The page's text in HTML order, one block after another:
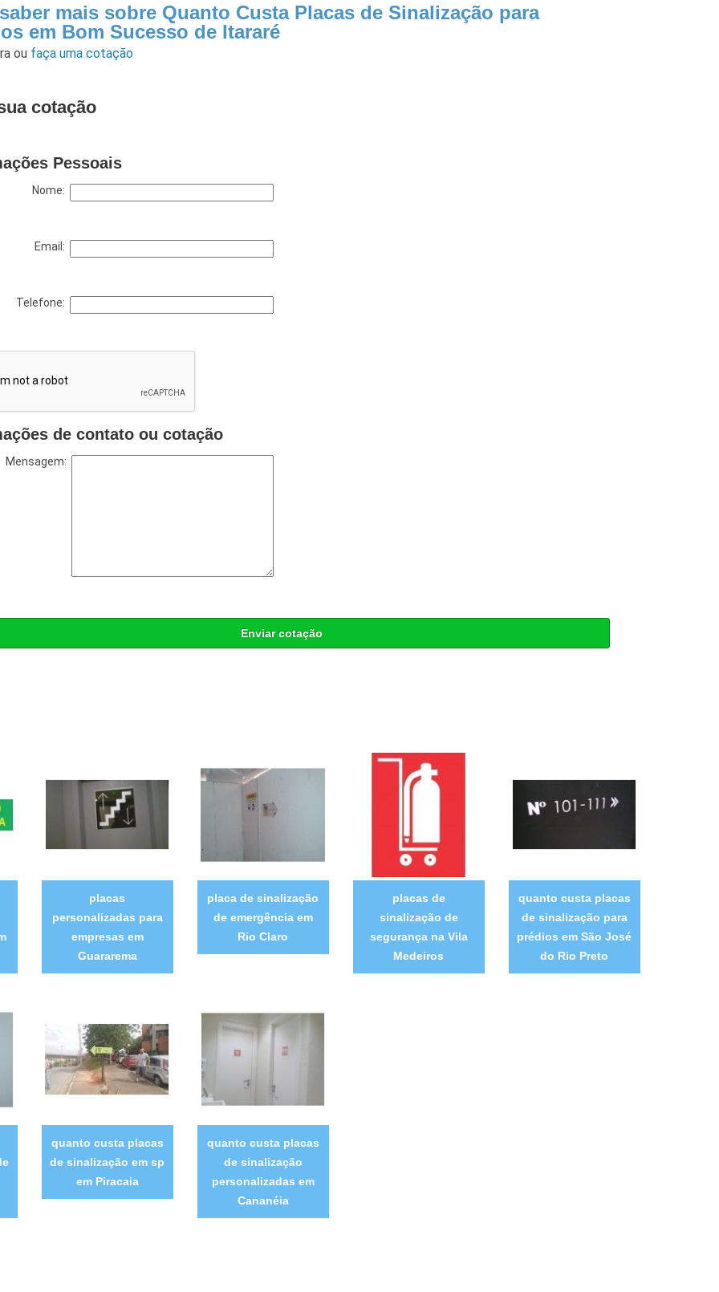
mais sobre Quanto Custa Placas de Sinalização para
em Bom Sucesso de Itararé
ou faça uma cotação
cotação
Pessoais
Nome:
Email:
Telefone:
de contato ou cotação
Mensagem:
Enviar cotação
placas
personalizadas para
empresas em
Guararema
placa de sinalização
de emergência em
Rio Claro
placas de
sinalização de
segurança na Vila
Medeiros
quanto custa placas
de sinalização para
prédios em São José
do Rio Preto
quanto custa placas
de sinalização em sp
em Piracaia
quanto custa placas
de sinalização
personalizadas em
Cananéia